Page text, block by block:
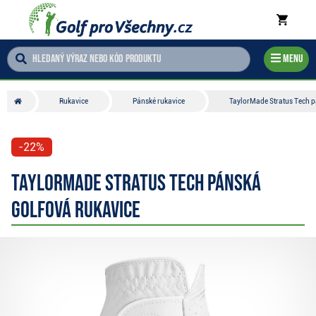
Menu
Rukavice Pánské rukavice TaylorMade Stratus Tech
-22%
TaylorMade Stratus Tech pánská
golfová rukavice